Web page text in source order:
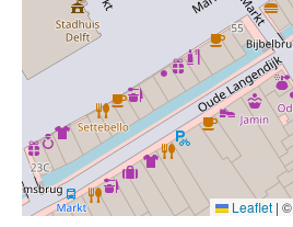
Leaflet | ©